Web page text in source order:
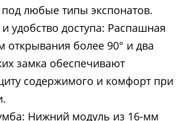
под любые типы экспонатов.
удобство доступа: Распашная
открывания более 90° и два
замка обеспечивают
содержимого и комфорт при
Нижний модуль из 16-мм